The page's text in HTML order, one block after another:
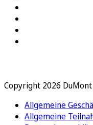
Copyright 2026
Allgemeine
Allgemeine